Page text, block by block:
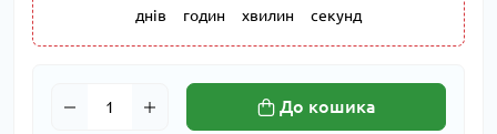
днів годин хвилин секунд
До кошика